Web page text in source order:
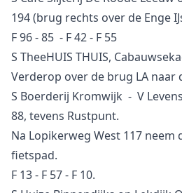
194 (brug rechts over de Enge
F 96 - 85 - F 42 - F 55
S TheeHUIS THUIS,
Verderop over de brug LA naar
S Boerderij Kromwijk - V
88, tevens Rustpunt.
Na Lopikerweg West 117
fietspad.
F 13 - F 57 - F 10.